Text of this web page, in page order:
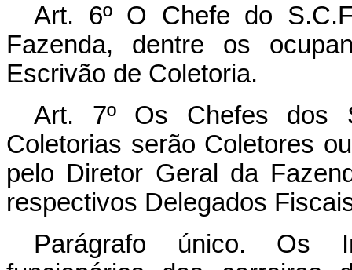
Art. 6º O Chefe do
Fazenda, dentre os
Escrivão de Coletoria.
Art. 7º Os Chefes dos
Coletorias serão Coletores
pelo Diretor Geral da
respectivos Delegados
Parágrafo único. Os